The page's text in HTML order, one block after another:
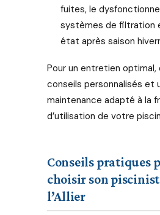
fuites, le
systèmes de filtration
état après saison
Pour un entretien optimal,
conseils personnalisés et
maintenance adapté à la
d’utilisation de votre
Conseils pratiques
choisir son
l’Allier